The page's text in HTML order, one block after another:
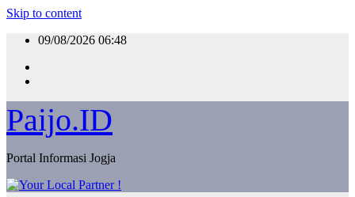
Skip to content
09/08/2026 06:48
Paijo.ID
Portal Informasi Jogja